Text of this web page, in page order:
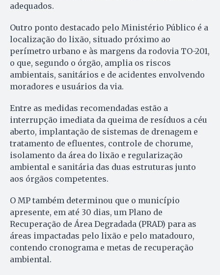
adequados.
Outro ponto destacado pelo Ministério Público é a
localização do lixão, situado próximo ao
perímetro urbano e às margens da rodovia TO-201,
o que, segundo o órgão, amplia os riscos
ambientais, sanitários e de acidentes envolvendo
moradores e usuários da via.
Entre as medidas recomendadas estão a
interrupção imediata da queima de resíduos a céu
aberto, implantação de sistemas de drenagem e
tratamento de efluentes, controle de chorume,
isolamento da área do lixão e regularização
ambiental e sanitária das duas estruturas junto
aos órgãos competentes.
O MP também determinou que o município
apresente, em até 30 dias, um Plano de
Recuperação de Área Degradada (PRAD) para as
áreas impactadas pelo lixão e pelo matadouro,
contendo cronograma e metas de recuperação
ambiental.